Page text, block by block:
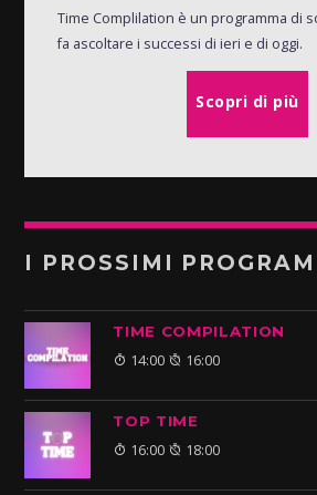
Time Complilation è un programma di
fa ascoltare i successi di ieri e di oggi.
Scopri di più
I PROSSIMI
TIME COMPILATION
14:00 16:00
TOP TIME
16:00 18:00